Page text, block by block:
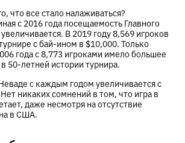
что все стало налаживаться?
с 2016 года посещаемость Главного
В 2019 году 8,569 игроков
с бай-ином в $10,000. Только
года с 8,773 игроками имело большее
50-летней истории турнира.
с каждым годом увеличивается с
никаких сомнений в том, что игра в
даже несмотря на отсутствие
в США.